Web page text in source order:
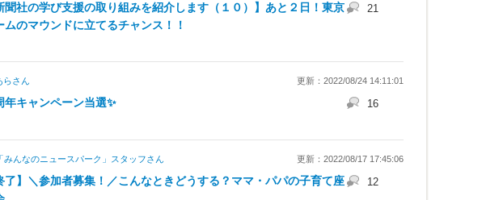
聞社の学び支援の取り組みを紹介します（１０）】あと２日！東京
ムのマウンドに立てるチャンス！！
21
らさん 更新：2022/08/24 14:11:01
年キャンペーン当選✨ 16
みんなのニュースパーク」スタッフさん 更新：2022/08/17 17:45:06
了】＼参加者募集！／こんなときどうする？ママ・パパの子育て座
12